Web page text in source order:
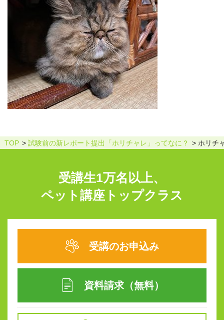
TOP 試験前の新レポート提出「ホリチャレ」ってなに？ ホリチ
受講生1万名以上、
ペット講座トップクラス
受講のお申込み
資料請求（無料）